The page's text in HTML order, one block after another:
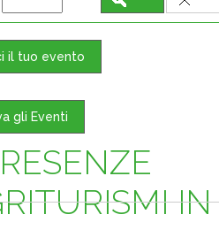
il tuo evento
gli Eventi
IN